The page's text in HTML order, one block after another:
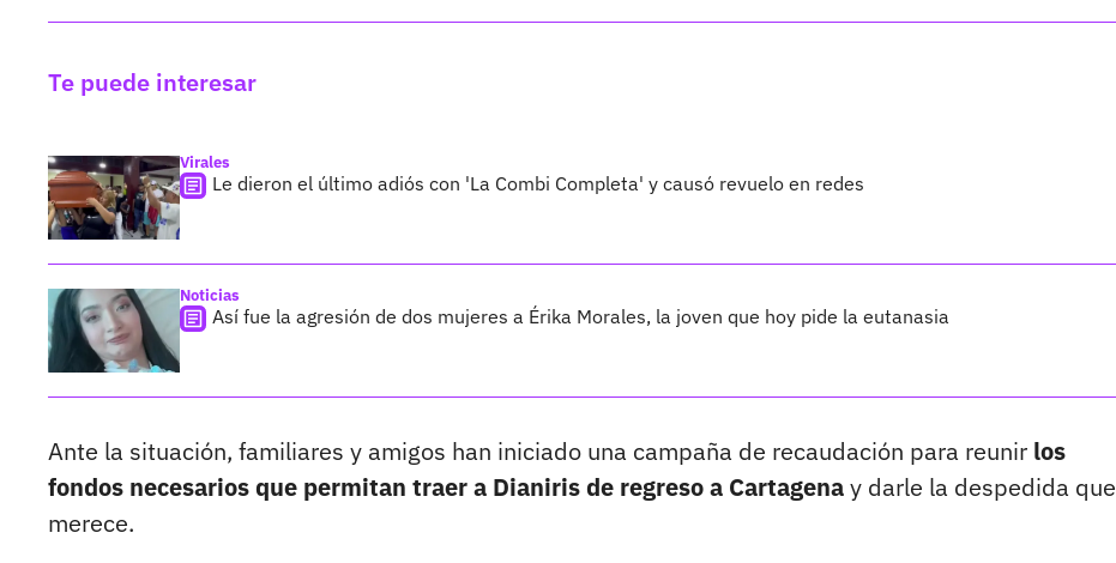
Te puede interesar
Virales
Le dieron el último adiós con 'La Combi Completa' y causó revuelo en redes
Noticias
Así fue la agresión de dos mujeres a Érika Morales, la joven que hoy pide la eutanasia
Ante la situación, familiares y amigos han iniciado una campaña de recaudación para reunir los
fondos necesarios que permitan traer a Dianiris de regreso a Cartagenay darle la despedida que
merece.